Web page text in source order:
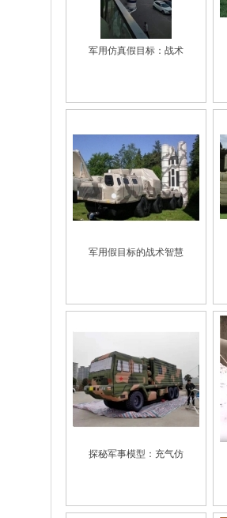
军用仿真假目标：战术
军用假目标的战术智慧
探秘军事模型：充气仿